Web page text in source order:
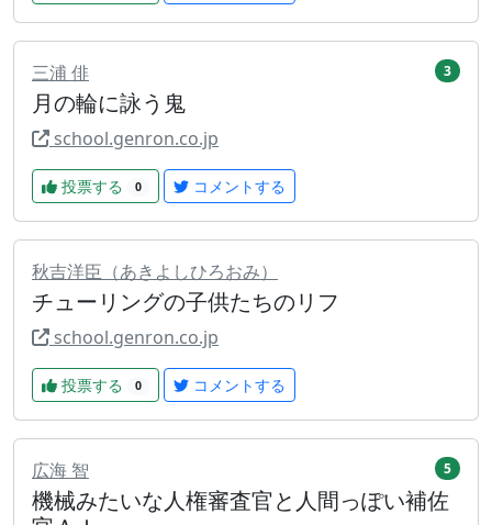
三浦 俳 3
月の輪に詠う鬼
school.genron.co.jp
投票する 0 コメントする
秋吉洋臣（あきよしひろおみ）
チューリングの子供たちのリフ
school.genron.co.jp
投票する 0 コメントする
広海 智 5
機械みたいな人権審査官と人間っぽい補佐